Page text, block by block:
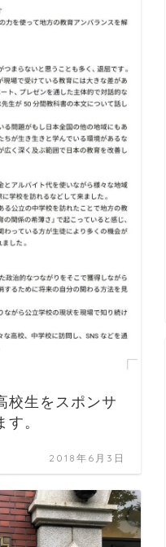
校生をスポンサ
。
2018年6月3日